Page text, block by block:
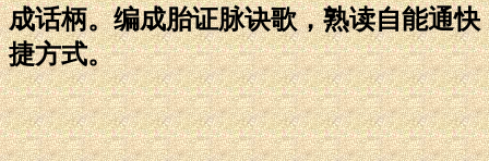
成话柄。编成胎证脉诀歌，熟读自能通快
捷方式。